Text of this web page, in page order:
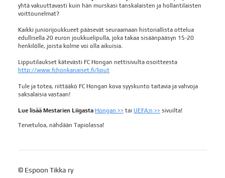
yhtä vakuuttavasti kuin hän murskasi tanskalaisten ja hollantilaisten
voittounelmat?
Kaikki juniorijoukkueet pääsevät seuraamaan historiallista ottelua
edullisella 20 euron joukkuelipulla, joka takaa sisäänpääsyn 15-20
henkilölle, joista kolme voi olla aikuisia.
Lipputilaukset kätevästi FC Hongan nettisivulta osoitteesta
http://www.fchonkanaiset.fi/liput
Tule ja totea, riittääkö FC Hongan kova syyskunto taitavia ja vahvoja
saksalaisia vastaan!
Lue lisää Mestarien Liigasta Hongan >> tai UEFA:n >> sivuilta!
Tervetuloa, nähdään Tapiolassa!
© Espoon Tikka ry